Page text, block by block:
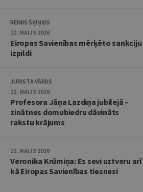
REINIS ŠĶIŅĶIS
12. MAIJS 2026
Eiropas Savienības mērķēto
izpildi
JURISTA VĀRDS
12. MAIJS 2026
Profesora Jāņa Lazdiņa jubilejā –
zinātnes domubiedru dāvināts
rakstu krājums
12. MAIJS 2026
Veronika Krūmiņa: Es sevi uztveru arī
kā Eiropas Savienības tiesnesi